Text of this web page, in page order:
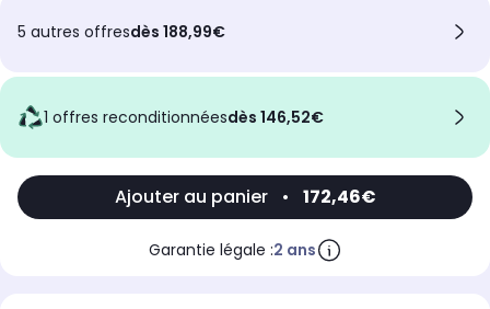
5 autres offresdès 188,99€
1 offres reconditionnées dès 146,52€
Ajouter au panier • 172,46€
Garantie légale :2 ans